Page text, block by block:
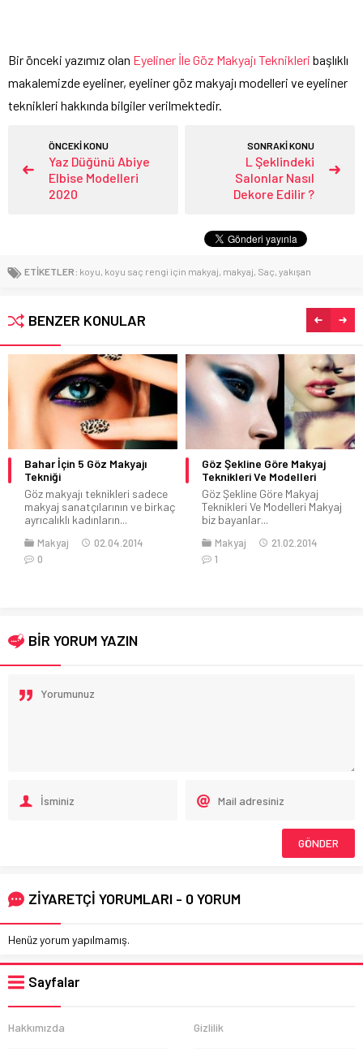
Bir önceki yazımız olan Eyeliner İle Göz Makyajı Teknikleri başlıklı
makalemizde eyeliner, eyeliner göz makyajı modelleri ve eyeliner
teknikleri hakkında bilgiler verilmektedir.
ÖNCEKİ KONU
Yaz Düğünü Abiye
Elbise Modelleri
2020
SONRAKİ KONU
L Şeklindeki
Salonlar Nasıl
Dekore Edilir ?
ETİKETLER: koyu koyu saç rengi için makyaj makyaj Saç yakışan
BENZER KONULAR
Bahar İçin 5 Göz Makyajı
Tekniği
Göz makyajı teknikleri sadece
makyaj sanatçılarının ve birkaç
ayrıcalıklı kadınların...
Makyaj
02.04.2014
0
Göz Şekline Göre Makyaj
Teknikleri Ve Modelleri
Göz Şekline Göre Makyaj
Teknikleri Ve Modelleri Makyaj
biz bayanlar...
Makyaj
21.02.2014
1
BİR YORUM YAZIN
ZİYARETÇİ YORUMLARI - 0 YORUM
Henüz yorum yapılmamış.
Sayfalar
Hakkımızda Gizlilik